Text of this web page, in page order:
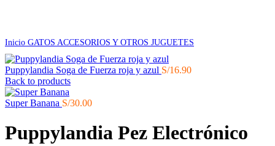
Inicio GATOS ACCESORIOS Y OTROS JUGUETES
Puppylandia Soga de Fuerza roja y azul S/16.90
Back to products
Super Banana S/30.00
Puppylandia Pez Electrónico